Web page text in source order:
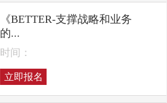
《BETTER-支撑战略和业务
的...
时间：
立即报名